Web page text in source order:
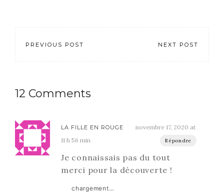
PREVIOUS POST NEXT POST
12 Comments
LA FILLE EN ROUGE
novembre 17, 2020 at
11 h 56 min
Répondre
Je connaissais pas du tout
merci pour la découverte !
chargement…